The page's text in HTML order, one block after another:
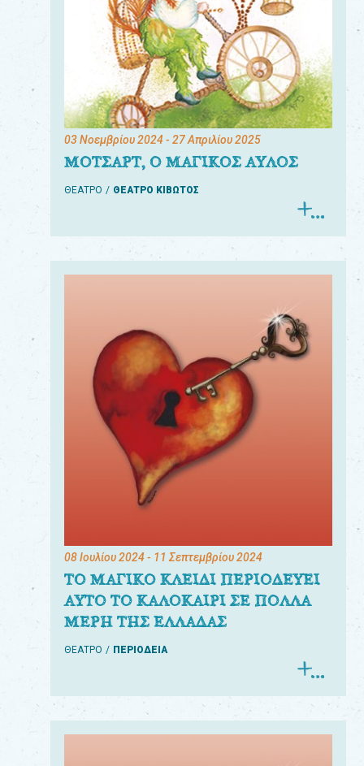
03 Νοεμβρίου 2024- 27 Απριλίου 2025
ΜΟΤΣΑΡΤ, Ο ΜΑΓΙΚΟΣ ΑΥΛΟΣ
ΘΕΑΤΡΟ ΘΕΑΤΡΟ ΚΙΒΩΤΟΣ
08 Ιουλίου 2024- 11 Σεπτεμβρίου 2024
ΤΟ ΜΑΓΙΚΟ ΚΛΕΙΔΙ ΠΕΡΙΟΔΕΥΕΙ
ΑΥΤΟ ΤΟ ΚΑΛΟΚΑΙΡΙ ΣΕ ΠΟΛΛΑ
ΜΕΡΗ ΤΗΣ ΕΛΛΑΔΑΣ
ΘΕΑΤΡΟ ΠΕΡΙΟΔΕΙΑ